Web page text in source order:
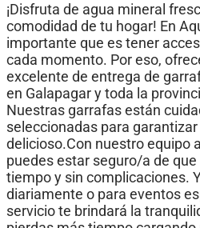
¡Disfruta de agua mineral
comodidad de tu hogar! En
importante que es tener
cada momento. Por eso,
excelente de entrega de
en Galapagar y toda la
Nuestras garrafas están
seleccionadas para
delicioso.Con nuestro equipo
puedes estar seguro/a de
tiempo y sin complicaciones.
diariamente o para eventos
servicio te brindará la